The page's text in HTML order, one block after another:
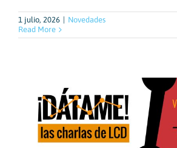
1 julio, 2026
Novedades
Read More